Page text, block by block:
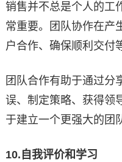
销售并不总是个人的工
常重要。团队协作在产
户合作、确保顺利交付
团队合作有助于通过分
误、制定策略、获得领
于建立一个更强大的团
10. 自我评价和学习